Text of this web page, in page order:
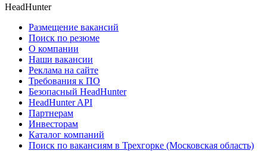
HeadHunter
Размещение вакансий
Поиск по резюме
О компании
Наши вакансии
Реклама на сайте
Требования к ПО
Безопасный HeadHunter
HeadHunter API
Партнерам
Инвесторам
Каталог компаний
Поиск по вакансиям в Трехгорке (Московская область)